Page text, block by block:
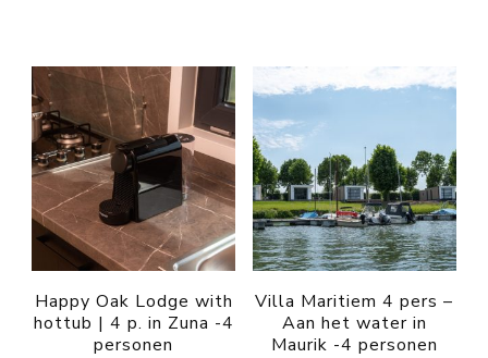
Happy Oak Lodge with
hottub | 4 p. in Zuna -4
personen
Villa Maritiem 4 pers –
Aan het water in
Maurik -4 personen